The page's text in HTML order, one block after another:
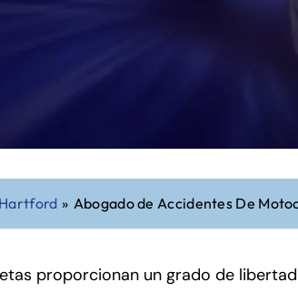
» Abogado de Accidentes De
proporcionan un grado de